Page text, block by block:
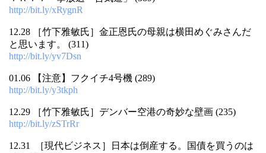
http://bit.ly/xRygnR
12.28 ［竹下雅敏氏］金正恩氏の母親は横田めぐみさんだ
と思います。 (311)
http://bit.ly/yv7Dsn
01.06 【注意】フクイチ4号機 (289)
http://bit.ly/y3tkph
12.29 ［竹下雅敏氏］デンバー空港の奇妙な壁画 (235)
http://bit.ly/zSTrRr
12.31 ［現代ビジネス］日本は倒産する。国債を買うのは